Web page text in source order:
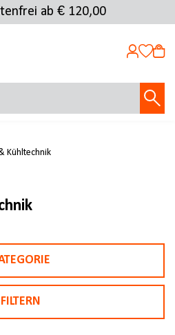
ab € 120,00
Kühltechnik
FILTERN